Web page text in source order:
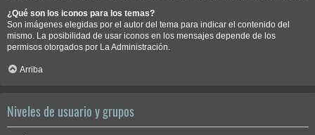
¿Qué son los iconos para los temas?
Son imágenes elegidas por el autor del tema para indicar el contenido del
mismo. La posibilidad de usar iconos en los mensajes depende de los
permisos otorgados por La Administración.
Arriba
Niveles de usuario y grupos